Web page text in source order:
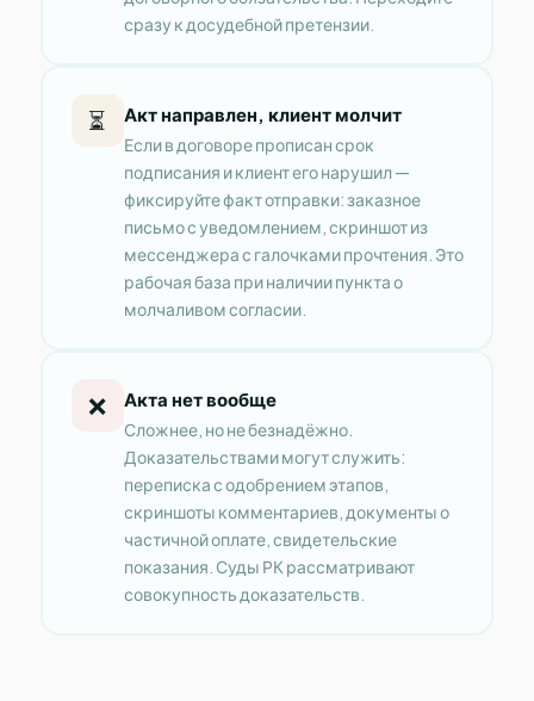
сразу к досудебной претензии.
⏳ Акт направлен, клиент молчит
Если в договоре прописан срок
подписания и клиент его нарушил —
фиксируйте факт отправки: заказное
письмо с уведомлением, скриншот из
мессенджера с галочками прочтения. Это
рабочая база при наличии пункта о
молчаливом согласии.
❌ Акта нет вообще
Сложнее, но не безнадёжно.
Доказательствами могут служить:
переписка с одобрением этапов,
скриншоты комментариев, документы о
частичной оплате, свидетельские
показания. Суды РК рассматривают
совокупность доказательств.